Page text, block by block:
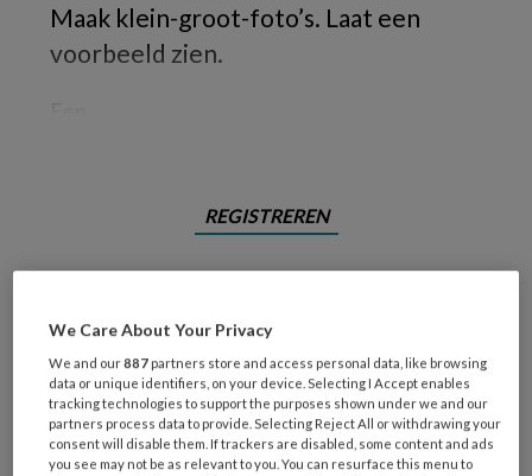
Maak klein-groot-foto’s. Laat een
voorbeeld zien.
REGISTREREN
Wil je dit artikel lezen?
Maak gratis een account aan en lees 2
artikelen gratis per maand
Al een account of abonnement?Log dan in
We Care About Your Privacy
We and our887 partners store and access personal data, like browsing
data or unique identifiers, on your device. Selecting I Accept enables
tracking technologies to support the purposes shown under we and our
partners process data to provide. Selecting Reject All or withdrawing your
consent will disable them. If trackers are disabled, some content and ads
you see may not be as relevant to you. You can resurface this menu to